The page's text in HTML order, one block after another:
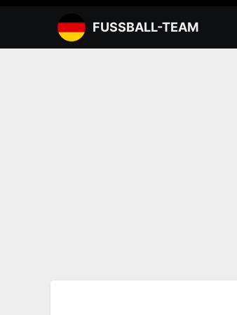
FUSSBALL-TEAM